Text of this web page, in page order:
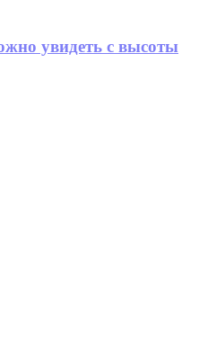
увидеть с высоты